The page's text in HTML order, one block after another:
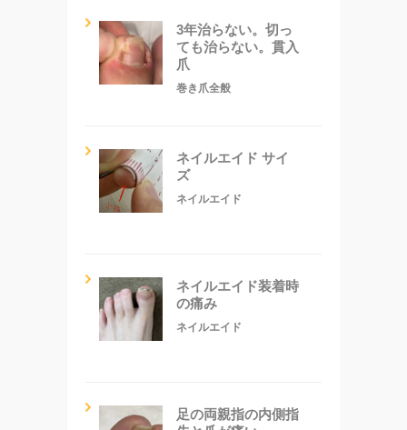
3年治らない。切っ
ても治らない。貫入
爪
巻き爪全般
ネイルエイド サイ
ズ
ネイルエイド
ネイルエイド装着時
の痛み
ネイルエイド
足の両親指の内側指